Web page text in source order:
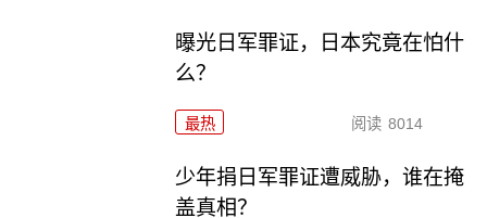
曝光日军罪证，日本究竟在怕什
么？
最热 阅读 8014
少年捐日军罪证遭威胁，谁在掩
盖真相？